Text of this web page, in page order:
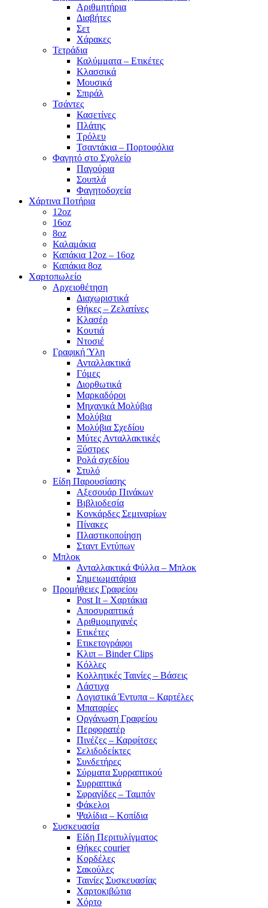
Αριθμητήρια
Διαβήτες
Σετ
Χάρακες
Τετράδια
Καλύμματα – Ετικέτες
Κλασσικά
Μουσικά
Σπιράλ
Τσάντες
Κασετίνες
Πλάτης
Τρόλευ
Τσαντάκια – Πορτοφόλια
Φαγητό στο Σχολείο
Παγούρια
Σουπλά
Φαγητοδοχεία
Χάρτινα Ποτήρια
12oz
16oz
8oz
Καλαμάκια
Καπάκια 12oz – 16oz
Καπάκια 8oz
Χαρτοπωλείο
Αρχειοθέτηση
Διαχωριστικά
Θήκες – Ζελατίνες
Κλασέρ
Κουτιά
Ντοσιέ
Γραφική Ύλη
Ανταλλακτικά
Γόμες
Διορθωτικά
Μαρκαδόροι
Μηχανικά Μολύβια
Μολύβια
Μολύβια Σχεδίου
Μύτες Ανταλλακτικές
Ξύστρες
Ρολά σχεδίου
Στυλό
Είδη Παρουσίασης
Αξεσουάρ Πινάκων
Βιβλιοδεσία
Κονκάρδες Σεμιναρίων
Πίνακες
Πλαστικοποίηση
Σταντ Εντύπων
Μπλοκ
Ανταλλακτικά Φύλλα – Μπλοκ
Σημειωματάρια
Προμήθειες Γραφείου
Post It – Χαρτάκια
Αποσυραπτικά
Αριθμομηχανές
Ετικέτες
Ετικετογράφοι
Κλιπ – Binder Clips
Κόλλες
Κολλητικές Ταινίες – Βάσεις
Λάστιχα
Λογιστικά Έντυπα – Καρτέλες
Μπαταρίες
Οργάνωση Γραφείου
Περφορατέρ
Πινέζες – Καρφίτσες
Σελιδοδείκτες
Συνδετήρες
Σύρματα Συρραπτικού
Συρραπτικά
Σφραγίδες – Ταμπόν
Φάκελοι
Ψαλίδια – Κοπίδια
Συσκευασία
Είδη Περιτυλίγματος
Θήκες courier
Κορδέλες
Σακούλες
Ταινίες Συσκευασίας
Χαρτοκιβώτια
Χόρτο